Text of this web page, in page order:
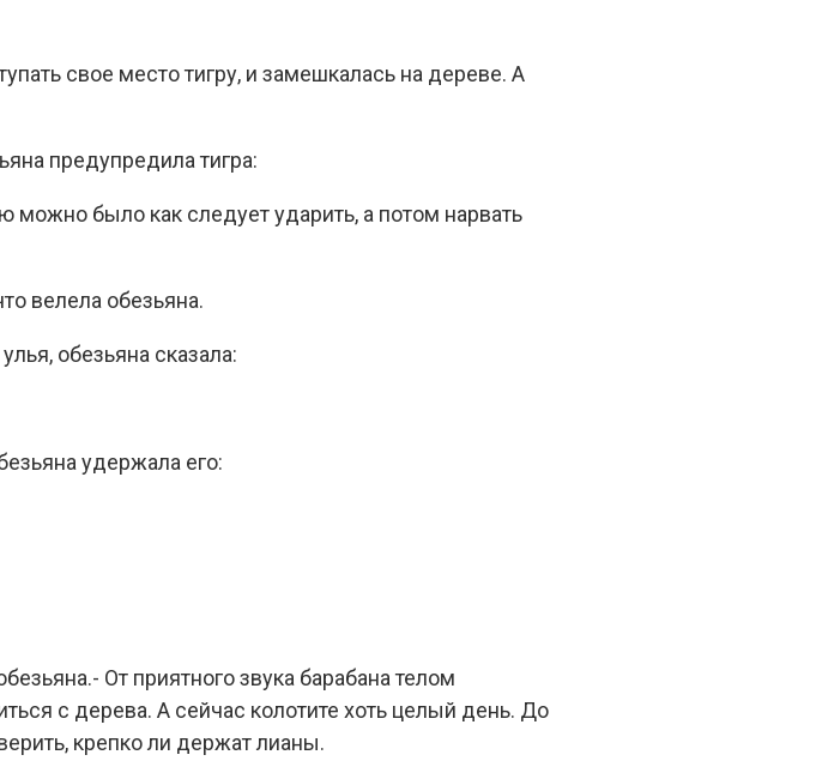
свое место тигру, и замешкалась на дереве. А
предупредила тигра:
было как следует ударить, а потом нарвать
велела обезьяна.
обезьяна сказала:
удержала его:
От приятного звука барабана телом
с дерева. А сейчас колотите хоть целый день. До
крепко ли держат лианы.